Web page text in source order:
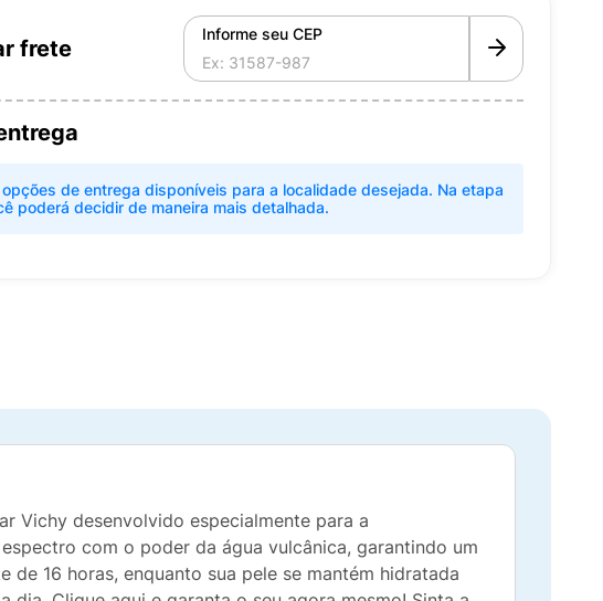
frete
Informe seu CEP
de entrega disponíveis para a localidade desejada. Na etapa
poderá decidir de maneira mais detalhada.
Vichy desenvolvido especialmente para a
com o poder da água vulcânica, garantindo um
16 horas, enquanto sua pele se mantém hidratada